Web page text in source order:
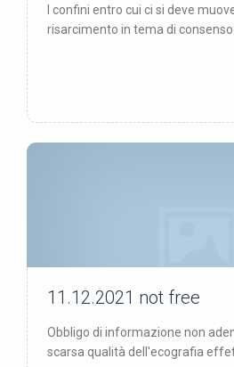
I confini entro cui ci si deve
risarcimento in tema di
not free
11.12.2021 not free
Obbligo di informazione non
scarsa qualità dell'ecografia